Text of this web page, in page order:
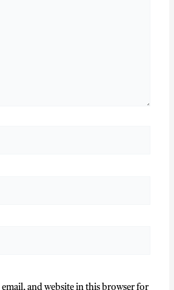
email, and website in this browser for